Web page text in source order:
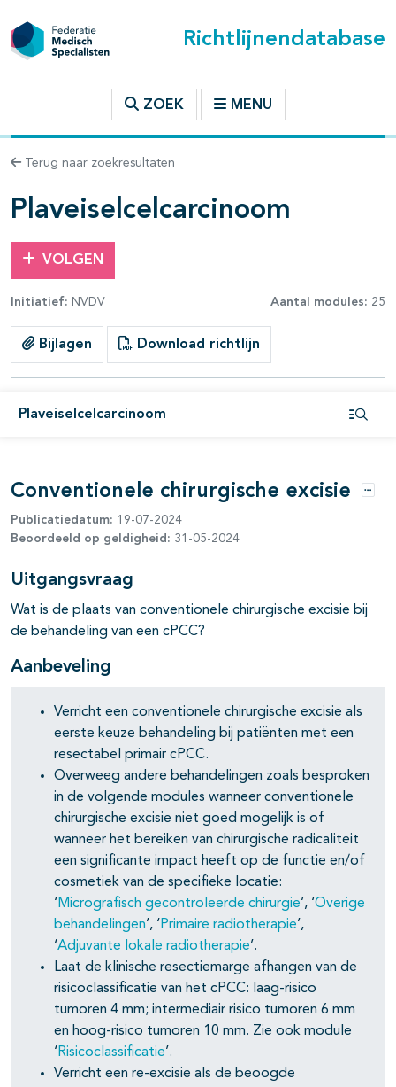
Richtlijnendatabase
ZOEK MENU
Terug naar zoekresultaten
Plaveiselcelcarcinoom
VOLGEN
Initiatief: NVDV Aantal modules: 25
Bijlagen Download richtlijn
Plaveiselcelcarcinoom
binnen deze richtlijn
open- en dichtklappen
open- en dichtklappen
Conventionele chirurgische excisie
Publicatiedatum: 19-07-2024
Beoordeeld op geldigheid: 31-05-2024
Uitgangsvraag
Wat is de plaats van conventionele chirurgische excisie bij
de behandeling van een cPCC?
Aanbeveling
Verricht een conventionele chirurgische excisie als
eerste keuze behandeling bij patiënten met een
resectabel primair cPCC.
Overweeg andere behandelingen zoals besproken
in de volgende modules wanneer conventionele
chirurgische excisie niet goed mogelijk is of
wanneer het bereiken van chirurgische radicaliteit
een significante impact heeft op de functie en/of
cosmetiek van de specifieke locatie:
‘ Micrografisch gecontroleerde chirurgie’, ‘Overige
behandelingen’, ‘ Primaire radiotherapie’,
‘Adjuvante lokale radiotherapie’.
Laat de klinische resectiemarge afhangen van de
risicoclassificatie van het cPCC: laag-risico
tumoren 4 mm; intermediair risico tumoren 6 mm
en hoog-risico tumoren 10 mm. Zie ook module
‘ Risicoclassificatie’.
Verricht een re-excisie als de beoogde